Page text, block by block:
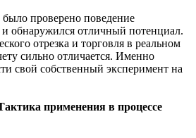
проверено поведение
обнаружился отличный потенциал.
отрезка и торговля в реальном
сильно отличается. Именно
свой собственный эксперимент на
применения в процессе